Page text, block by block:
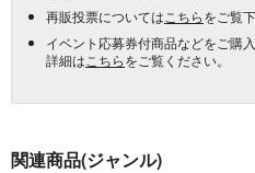
再販投票については こちらをご覧下
イベント応募券付商品などをご購
詳細は こちらをご覧ください。
関連商品(ジャンル)